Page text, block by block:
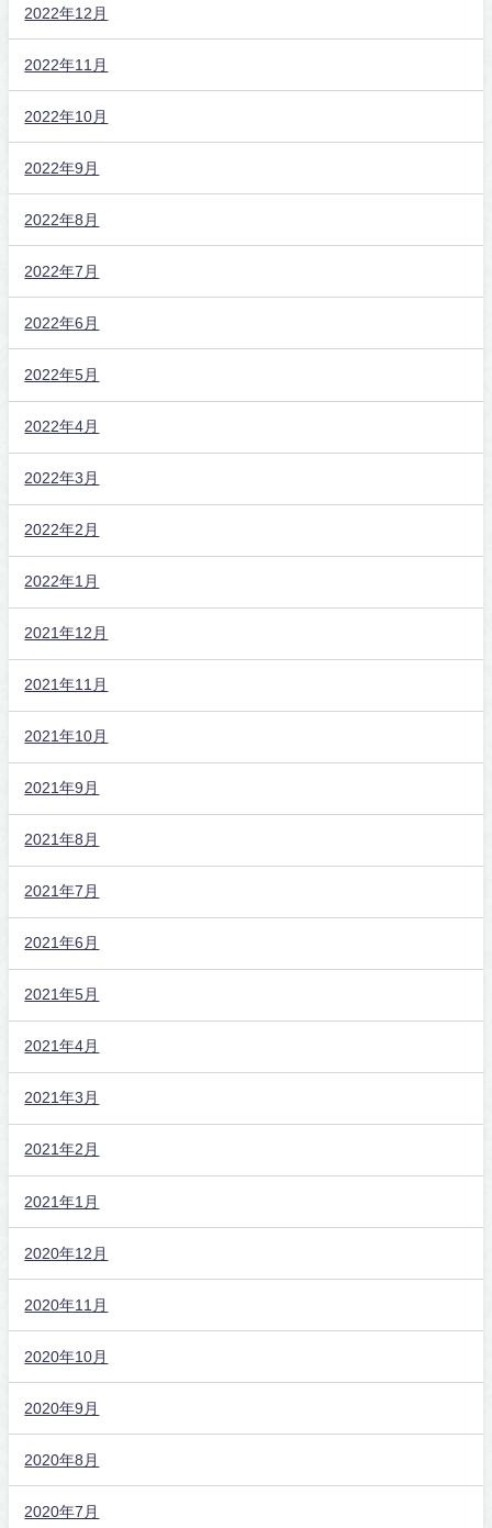
2022年12月
2022年11月
2022年10月
2022年9月
2022年8月
2022年7月
2022年6月
2022年5月
2022年4月
2022年3月
2022年2月
2022年1月
2021年12月
2021年11月
2021年10月
2021年9月
2021年8月
2021年7月
2021年6月
2021年5月
2021年4月
2021年3月
2021年2月
2021年1月
2020年12月
2020年11月
2020年10月
2020年9月
2020年8月
2020年7月